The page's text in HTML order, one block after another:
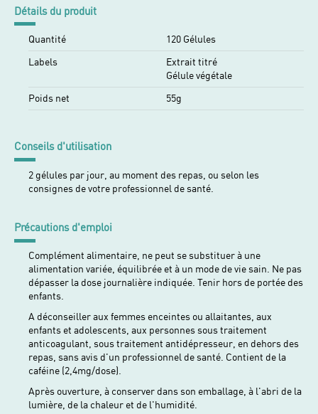
Détails du produit
Quantité
120 Gélules
Labels
Extrait titré
Gélule végétale
Poids net
55g
Conseils d'utilisation
2 gélules par jour, au moment des repas, ou selon les
consignes de votre professionnel de santé.
Précautions d'emploi
Complément alimentaire, ne peut se substituer à une
alimentation variée, équilibrée et à un mode de vie sain. Ne pas
dépasser la dose journalière indiquée. Tenir hors de portée des
enfants.
A déconseiller aux femmes enceintes ou allaitantes, aux
enfants et adolescents, aux personnes sous traitement
anticoagulant, sous traitement antidépresseur, en dehors des
repas, sans avis d'un professionnel de santé. Contient de la
caféine (2,4mg/dose).
Après ouverture, à conserver dans son emballage, à l'abri de la
lumière, de la chaleur et de l'humidité.